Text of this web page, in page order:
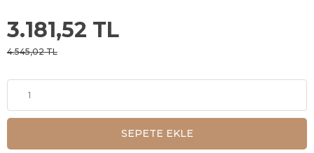
3.181,52 TL
4.545,02 TL
SEPETE EKLE